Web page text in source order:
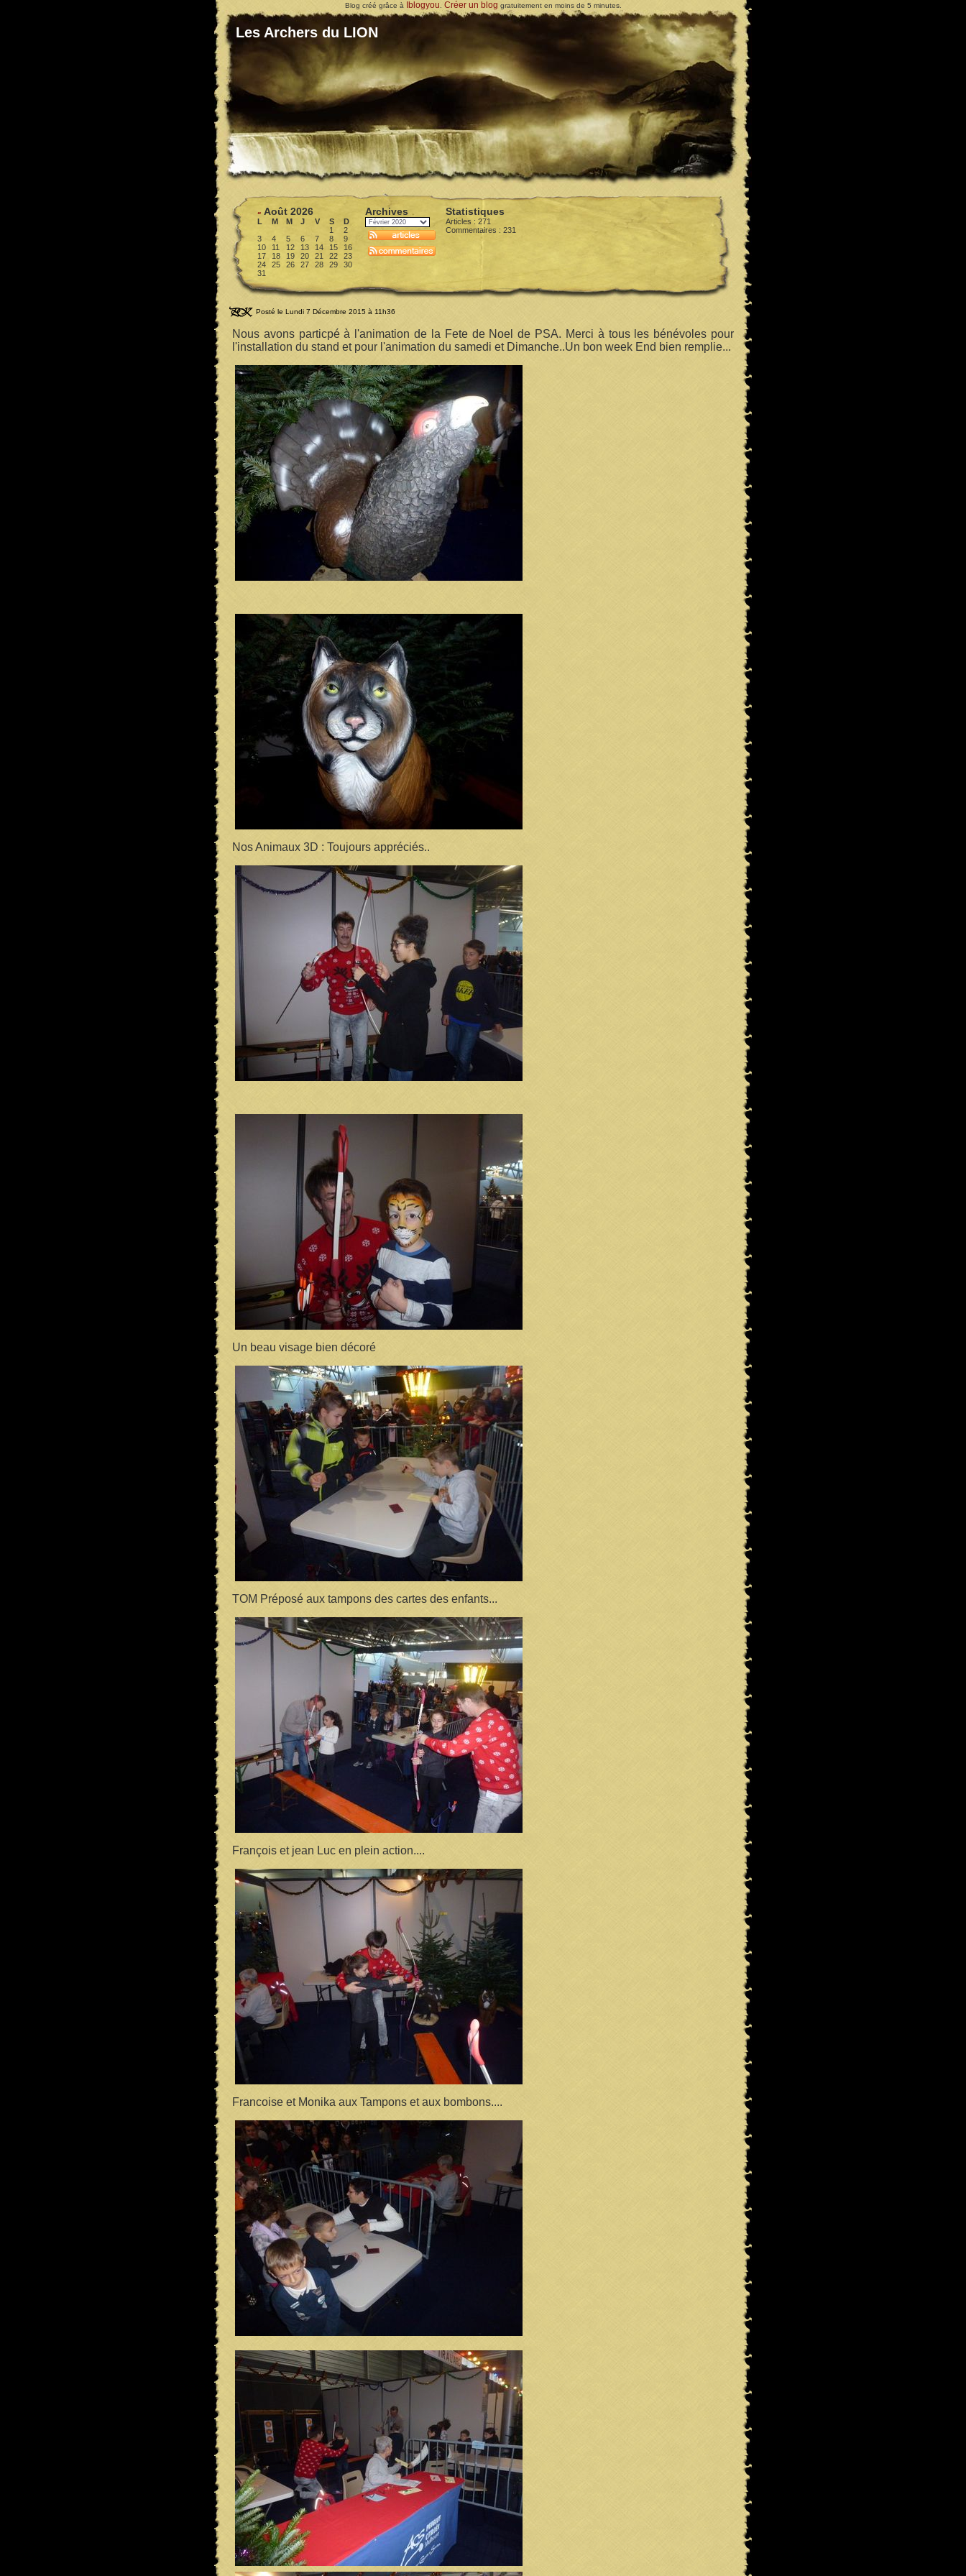
Blog créé grâce à Iblogyou Créer un blog gratuitement en moins de 5 minutes.
Les Archers du LION
« Août 2026
L M M J V S
D
1
2
3
4 5 6 7 8
9
10
11 12 13 14 15
16
17
18 19 20 21 22
23
24
25 26 27 28 29
30
31
Archives Statistiques
Articles : 271
Commentaires : 231
Posté le Lundi 7 Décembre 2015 à 11h36
Nous avons particpé à l'animation de la Fete de Noel de PSA. Merci à tous les bénévoles pour
l'installation du stand et pour l'animation du samedi et Dimanche..Un bon week End bien remplie...
Nos Animaux 3D : Toujours appréciés..
Un beau visage bien décoré
TOM Préposé aux tampons des cartes des enfants...
François et jean Luc en plein action....
Francoise et Monika aux Tampons et aux bombons....